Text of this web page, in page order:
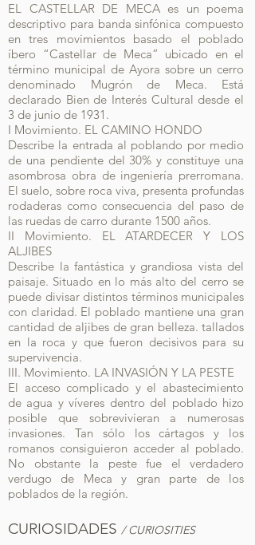
EL CASTELLAR DE MECA es un poema
descriptivo para banda sinfónica compuesto
en tres movimientos basado el poblado
íbero “Castellar de Meca” ubicado en el
término municipal de Ayora sobre un cerro
denominado Mugrón de Meca. Está
declarado Bien de Interés Cultural desde el
3 de junio de 1931.
I Movimiento. EL CAMINO HONDO
Describe la entrada al poblando por medio
de una pendiente del 30% y constituye una
asombrosa obra de ingeniería prerromana.
El suelo, sobre roca viva, presenta profundas
rodaderas como consecuencia del paso de
las ruedas de carro durante 1500 años.
II Movimiento. EL ATARDECER Y LOS
ALJIBES
Describe la fantástica y grandiosa vista del
paisaje. Situado en lo más alto del cerro se
puede divisar distintos términos municipales
con claridad. El poblado mantiene una gran
cantidad de aljibes de gran belleza. tallados
en la roca y que fueron decisivos para su
supervivencia.
III. Movimiento. LA INVASIÓN Y LA PESTE
El acceso complicado y el abastecimiento
de agua y víveres dentro del poblado hizo
posible que sobrevivieran a numerosas
invasiones. Tan sólo los cártagos y los
romanos consiguieron acceder al poblado.
No obstante la peste fue el verdadero
verdugo de Meca y gran parte de los
poblados de la región.
CURIOSIDADES / CURIOSITIES